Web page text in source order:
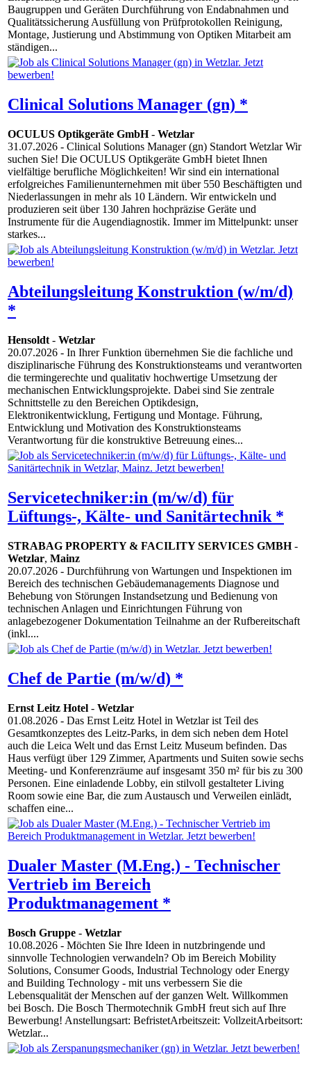
Baugruppen und Geräten Durchführung von Endabnahmen und
Qualitätssicherung Ausfüllung von Prüfprotokollen Reinigung,
Montage, Justierung und Abstimmung von Optiken Mitarbeit am
ständigen...
Clinical Solutions Manager (gn) *
OCULUS Optikgeräte GmbH- Wetzlar
31.07.2026 - Clinical Solutions Manager (gn) Standort Wetzlar Wir
suchen Sie! Die OCULUS Optikgeräte GmbH bietet Ihnen
vielfältige berufliche Möglichkeiten! Wir sind ein international
erfolgreiches Familienunternehmen mit über 550 Beschäftigten und
Niederlassungen in mehr als 10 Ländern. Wir entwickeln und
produzieren seit über 130 Jahren hochpräzise Geräte und
Instrumente für die Augendiagnostik. Immer im Mittelpunkt: unser
starkes...
Abteilungsleitung Konstruktion (w/m/d)
*
Hensoldt - Wetzlar
20.07.2026 - In Ihrer Funktion übernehmen Sie die fachliche und
disziplinarische Führung des Konstruktionsteams und verantworten
die termingerechte und qualitativ hochwertige Umsetzung der
mechanischen Entwicklungsprojekte. Dabei sind Sie zentrale
Schnittstelle zu den Bereichen Optikdesign,
Elektronikentwicklung, Fertigung und Montage. Führung,
Entwicklung und Motivation des Konstruktionsteams
Verantwortung für die konstruktive Betreuung eines...
Servicetechniker:in (m/w/d) für
Lüftungs-, Kälte- und Sanitärtechnik *
STRABAG PROPERTY & FACILITY SERVICES GMBH-
Wetzlar, Mainz
20.07.2026 - Durchführung von Wartungen und Inspektionen im
Bereich des technischen Gebäudemanagements Diagnose und
Behebung von Störungen Instandsetzung und Bedienung von
technischen Anlagen und Einrichtungen Führung von
anlagebezogener Dokumentation Teilnahme an der Rufbereitschaft
(inkl....
Chef de Partie (m/w/d) *
Ernst Leitz Hotel - Wetzlar
01.08.2026 - Das Ernst Leitz Hotel in Wetzlar ist Teil des
Gesamtkonzeptes des Leitz-Parks, in dem sich neben dem Hotel
auch die Leica Welt und das Ernst Leitz Museum befinden. Das
Haus verfügt über 129 Zimmer, Apartments und Suiten sowie sechs
Meeting- und Konferenzräume auf insgesamt 350 m² für bis zu 300
Personen. Eine einladende Lobby, ein stilvoll gestalteter Living
Room sowie eine Bar, die zum Austausch und Verweilen einlädt,
schaffen eine...
Dualer Master (M.Eng.) - Technischer
Vertrieb im Bereich
Produktmanagement *
Bosch Gruppe - Wetzlar
10.08.2026 - Möchten Sie Ihre Ideen in nutzbringende und
sinnvolle Technologien verwandeln? Ob im Bereich Mobility
Solutions, Consumer Goods, Industrial Technology oder Energy
and Building Technology - mit uns verbessern Sie die
Lebensqualität der Menschen auf der ganzen Welt. Willkommen
bei Bosch. Die Bosch Thermotechnik GmbH freut sich auf Ihre
Bewerbung! Anstellungsart: BefristetArbeitszeit: VollzeitArbeitsort:
Wetzlar...